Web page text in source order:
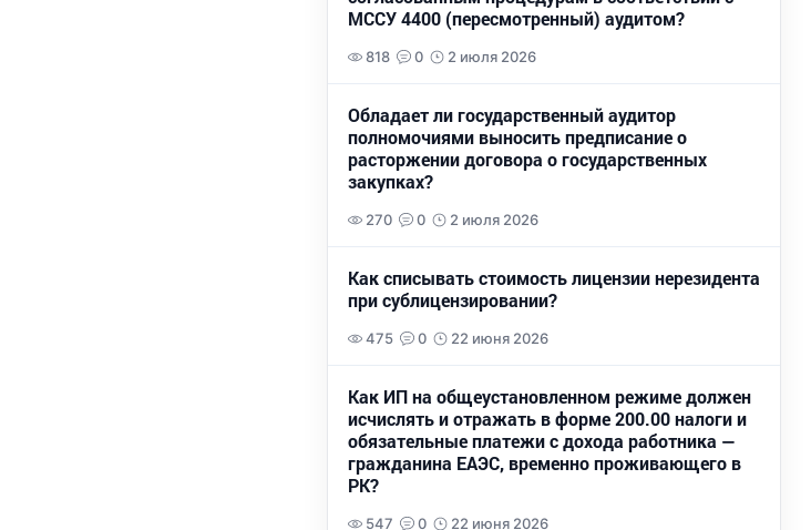
МССУ 4400 (пересмотренный) аудитом?
818 0 2 июля 2026
Обладает ли государственный аудитор
полномочиями выносить предписание о
расторжении договора о государственных
закупках?
270 0 2 июля 2026
Как списывать стоимость лицензии нерезидента
при сублицензировании?
475 0 22 июня 2026
Как ИП на общеустановленном режиме должен
исчислять и отражать в форме 200.00 налоги и
обязательные платежи с дохода работника —
гражданина ЕАЭС, временно проживающего в
РК?
547 0 22 июня 2026